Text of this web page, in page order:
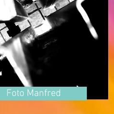
Foto Manfred